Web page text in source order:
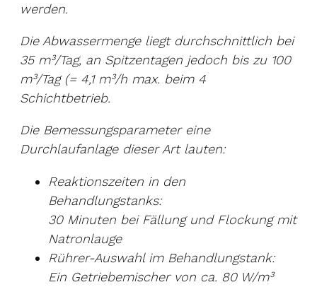
werden.
Die Abwassermenge liegt durchschnittlich bei
35 m³/Tag, an Spitzentagen jedoch bis zu 100
m³/Tag (= 4,1 m³/h max. beim 4
Schichtbetrieb.
Die Bemessungsparameter eine
Durchlaufanlage dieser Art lauten:
Reaktionszeiten in den
Behandlungstanks:
30 Minuten bei Fällung und Flockung mit
Natronlauge
Rührer-Auswahl im Behandlungstank:
Ein Getriebemischer von ca. 80 W/m³